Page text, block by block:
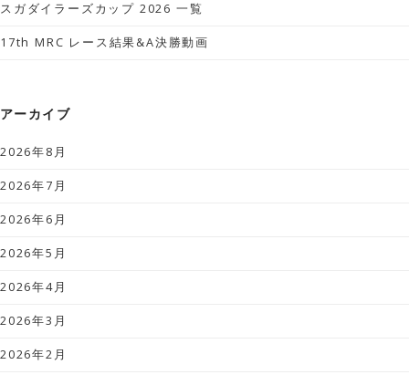
スガダイラーズカップ 2026 一覧
17th MRC レース結果&A決勝動画
アーカイブ
2026年8月
2026年7月
2026年6月
2026年5月
2026年4月
2026年3月
2026年2月